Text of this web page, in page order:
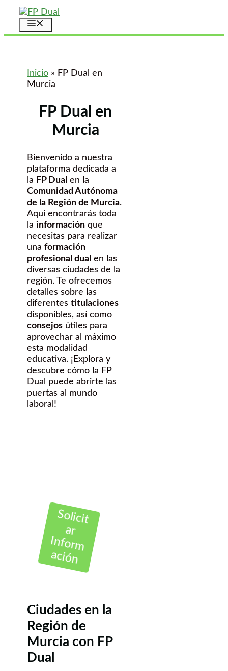
Saltar
contenido
Inicio » FP Dual en
Murcia
FP Dual en
Murcia
Bienvenido a nuestra
plataforma dedicada a
la FP Dual en la
Comunidad Autónoma
de la Región de Murcia.
Aquí encontrarás toda
la información que
necesitas para realizar
una formación
profesional dual en las
diversas ciudades de la
región. Te ofrecemos
detalles sobre las
diferentes titulaciones
disponibles, así como
consejos útiles para
aprovechar al máximo
esta modalidad
educativa. ¡Explora y
descubre cómo la FP
Dual puede abrirte las
puertas al mundo
laboral!
Solicit
ar
Inform
ación
Ciudades en la
Región de
Murcia con FP
Dual